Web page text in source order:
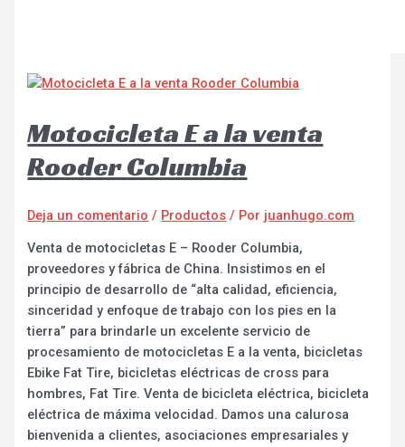
Motocicleta E a la venta
Rooder Columbia
Deja un comentario / Productos / Por juanhugo.com
Venta de motocicletas E – Rooder Columbia,
proveedores y fábrica de China. Insistimos en el
principio de desarrollo de “alta calidad, eficiencia,
sinceridad y enfoque de trabajo con los pies en la
tierra” para brindarle un excelente servicio de
procesamiento de motocicletas E a la venta, bicicletas
Ebike Fat Tire, bicicletas eléctricas de cross para
hombres, Fat Tire. Venta de bicicleta eléctrica, bicicleta
eléctrica de máxima velocidad. Damos una calurosa
bienvenida a clientes, asociaciones empresariales y